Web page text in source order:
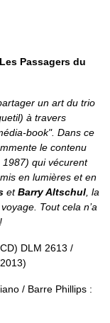
Passagers du
un art du trio
à travers
book". Dans ce
le contenu
1987) qui vécurent
en lumières et en
etBarry Altschul , la
Tout cela n’a
DLM 2613 /
/ Barre Phillips :